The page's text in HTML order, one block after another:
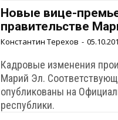
Новые вице-
правительстве
Константин Терехов -
Кадровые изменения
Марий Эл.
опубликованы на
республики.